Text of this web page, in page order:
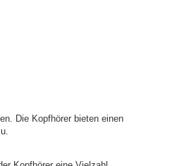
Die Kopfhörer bieten einen